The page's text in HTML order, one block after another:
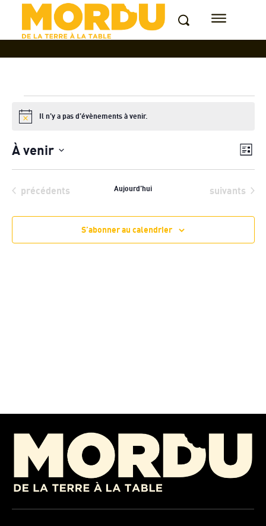
Évènements
Notice Il n’y a pas d’évènements à venir.
par
de
Liste
À venir
date.Évènements
précédents Aujourd’hui Évènements
suivants
S’abonner au calendrier